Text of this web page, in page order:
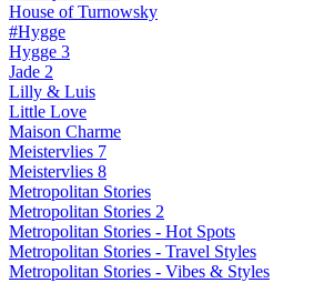
House of Turnowsky
#Hygge
Hygge 3
Jade 2
Lilly & Luis
Little Love
Maison Charme
Meistervlies 7
Meistervlies 8
Metropolitan Stories
Metropolitan Stories 2
Metropolitan Stories - Hot Spots
Metropolitan Stories - Travel Styles
Metropolitan Stories - Vibes & Styles